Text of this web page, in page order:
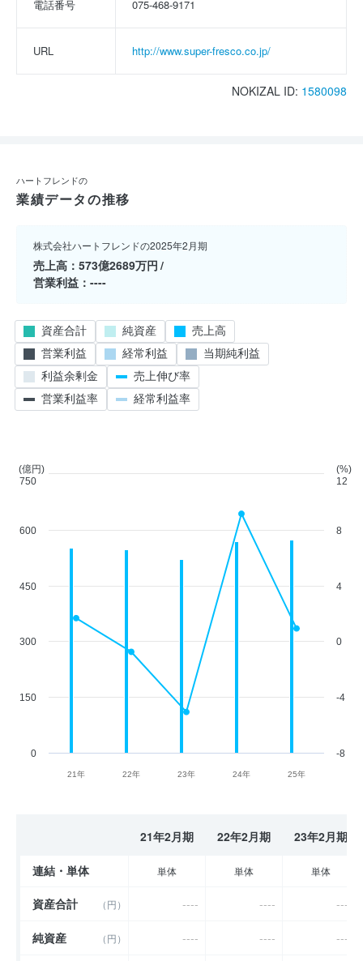
電話番号 075-468-9171
URL http://www.super-fresco.co.jp/
NOKIZAL ID: 1580098
ハートフレンドの
業績データの推移
株式会社ハートフレンドの2025年2月期
売上高
573億2689万円
営業利益
----
21年 22年 23年 24年 25年
0
150
300
450
600
(億円)
750
-8
-4
0
4
8
(%)
12
資産合計 純資産
売上高
営業利益
経常利益
当期純利益
利益余剰金
売上伸び率
営業利益率
経常利益率
21年2月期 22年2月期 23年2月期
連結・単体 単体 単体 単体
資産合計 （円） ---- ---- ----
純資産 （円） ---- ----
----